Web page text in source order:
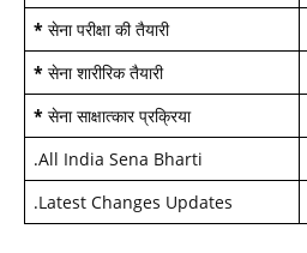
* सेना परीक्षा की तैयारी
* सेना शारीरिक तैयारी
* सेना साक्षात्कार प्रक्रिया
.All India Sena Bharti
.Latest Changes Updates